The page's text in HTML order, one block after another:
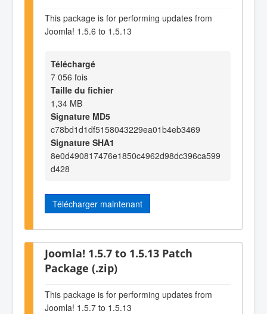
This package is for performing updates from
Joomla! 1.5.6 to 1.5.13
Téléchargé
7 056 fois
Taille du fichier
1,34 MB
Signature MD5
c78bd1d1df5158043229ea01b4eb3469
Signature SHA1
8e0d490817476e1850c4962d98dc396ca599
d428
Télécharger maintenant
Joomla! 1.5.7 to 1.5.13 Patch
Package (.zip)
This package is for performing updates from
Joomla! 1.5.7 to 1.5.13